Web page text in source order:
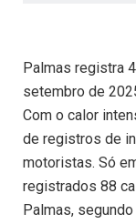
Palmas registra
setembro de
Com o calor
de registros de
motoristas. Só
registrados 88
Palmas,